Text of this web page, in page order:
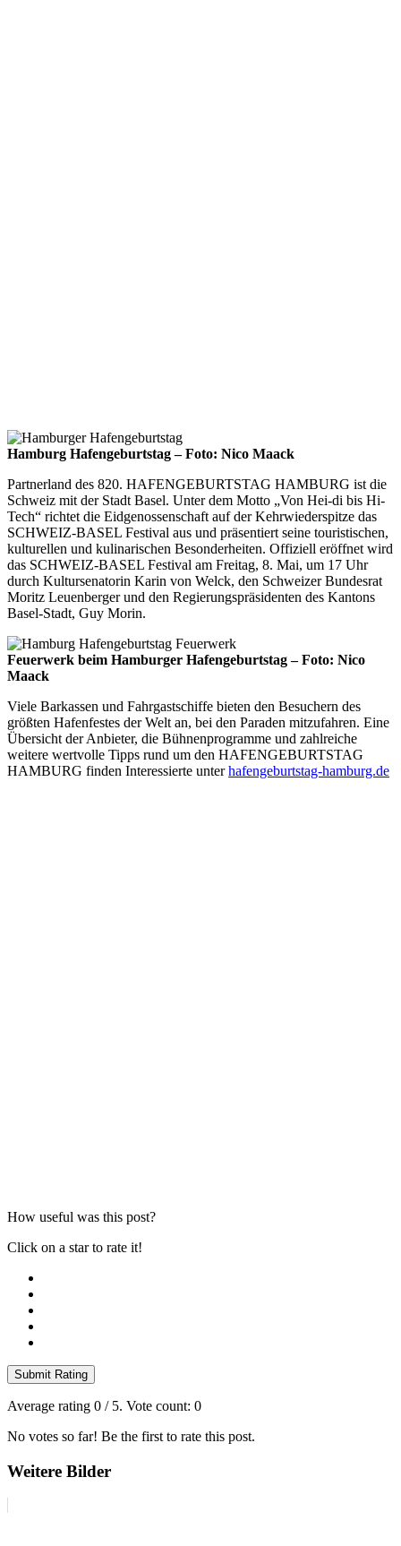
Hamburg Hafengeburtstag – Foto: Nico Maack
Partnerland des 820. HAFENGEBURTSTAG HAMBURG ist die
Schweiz mit der Stadt Basel. Unter dem Motto „Von Hei-di bis Hi-
Tech“ richtet die Eidgenossenschaft auf der Kehrwiederspitze das
SCHWEIZ-BASEL Festival aus und präsentiert seine touristischen,
kulturellen und kulinarischen Besonderheiten. Offiziell eröffnet wird
das SCHWEIZ-BASEL Festival am Freitag, 8. Mai, um 17 Uhr
durch Kultursenatorin Karin von Welck, den Schweizer Bundesrat
Moritz Leuenberger und den Regierungspräsidenten des Kantons
Basel-Stadt, Guy Morin.
Feuerwerk beim Hamburger Hafengeburtstag – Foto: Nico
Maack
Viele Barkassen und Fahrgastschiffe bieten den Besuchern des
größten Hafenfestes der Welt an, bei den Paraden mitzufahren. Eine
Übersicht der Anbieter, die Bühnenprogramme und zahlreiche
weitere wertvolle Tipps rund um den HAFENGEBURTSTAG
HAMBURG finden Interessierte unterhafengeburtstag-hamburg.de
How useful was this post?
Click on a star to rate it!
Submit Rating
Average rating 0 / 5. Vote count: 0
No votes so far! Be the first to rate this post.
Weitere Bilder